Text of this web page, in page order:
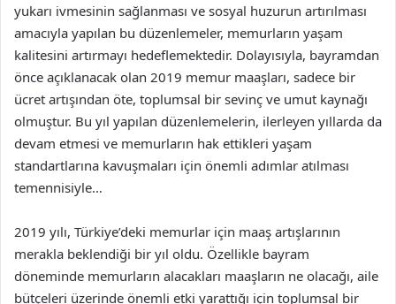
yukarı ivmesinin sağlanması ve sosyal huzurun artırılması
amacıyla yapılan bu düzenlemeler, memurların yaşam
kalitesini artırmayı hedeflemektedir. Dolayısıyla, bayramdan
önce açıklanacak olan 2019 memur maaşları, sadece bir
ücret artışından öte, toplumsal bir sevinç ve umut kaynağı
olmuştur. Bu yıl yapılan düzenlemelerin, ilerleyen yıllarda da
devam etmesi ve memurların hak ettikleri yaşam
standartlarına kavuşmaları için önemli adımlar atılması
temennisiyle…
2019 yılı, Türkiye’deki memurlar için maaş artışlarının
merakla beklendiği bir yıl oldu. Özellikle bayram
döneminde memurların alacakları maaşların ne olacağı, aile
bütçeleri üzerinde önemli etki yarattığı için toplumsal bir